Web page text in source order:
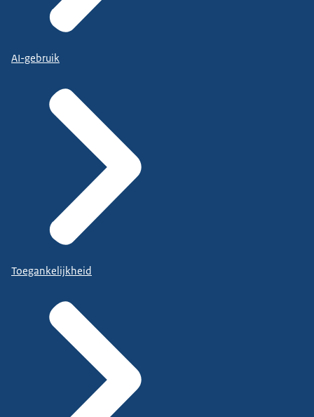
AI-gebruik
Toegankelijkheid